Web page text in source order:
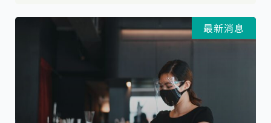
最新消息